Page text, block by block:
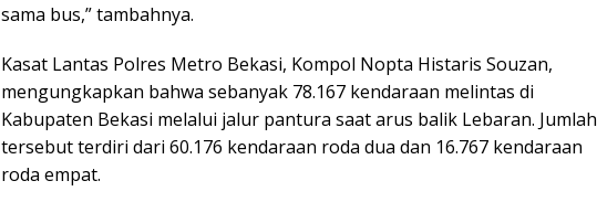
sama bus,” tambahnya.
Kasat Lantas Polres Metro Bekasi, Kompol Nopta Histaris Souzan,
mengungkapkan bahwa sebanyak 78.167 kendaraan melintas di
Kabupaten Bekasi melalui jalur pantura saat arus balik Lebaran. Jumlah
tersebut terdiri dari 60.176 kendaraan roda dua dan 16.767 kendaraan
roda empat.